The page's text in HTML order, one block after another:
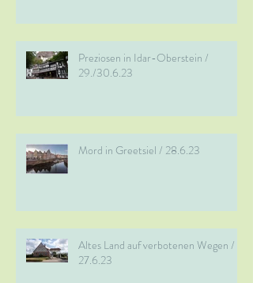
Preziosen in Idar-Oberstein /
29./30.6.23
Mord in Greetsiel / 28.6.23
Altes Land auf verbotenen Wegen /
27.6.23